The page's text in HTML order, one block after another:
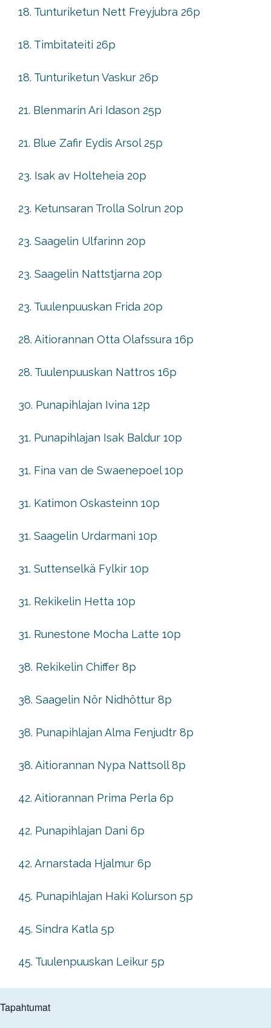
18. Tunturiketun Nett Freyjubra 26p
18. Timbitateiti 26p
18. Tunturiketun Vaskur 26p
21. Blenmarin Ari Idason 25p
21. Blue Zafir Eydis Arsol 25p
23. Isak av Holteheia 20p
23. Ketunsaran Trolla Solrun 20p
23. Saagelin Ulfarinn 20p
23. Saagelin Nattstjarna 20p
23. Tuulenpuuskan Frida 20p
28. Aitiorannan Otta Olafssura 16p
28. Tuulenpuuskan Nattros 16p
30. Punapihlajan Ivina 12p
31. Punapihlajan Isak Baldur 10p
31. Fina van de Swaenepoel 10p
31. Katimon Oskasteinn 10p
31. Saagelin Urdarmani 10p
31. Suttenselkä Fylkir 10p
31. Rekikelin Hetta 10p
31. Runestone Mocha Latte 10p
38. Rekikelin Chiffer 8p
38. Saagelin Nör Nidhöttur 8p
38. Punapihlajan Alma Fenjudtr 8p
38. Aitiorannan Nypa Nattsoll 8p
42. Aitiorannan Prima Perla 6p
42. Punapihlajan Dani 6p
42. Arnarstada Hjalmur 6p
45. Punapihlajan Haki Kolurson 5p
45. Sindra Katla 5p
45. Tuulenpuuskan Leikur 5p
Tapahtumat